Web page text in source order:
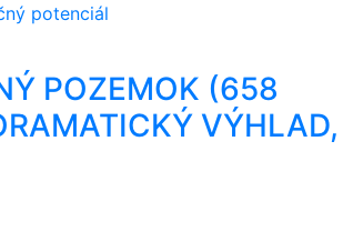
potenciál
POZEMOK (658
VÝHLAD,